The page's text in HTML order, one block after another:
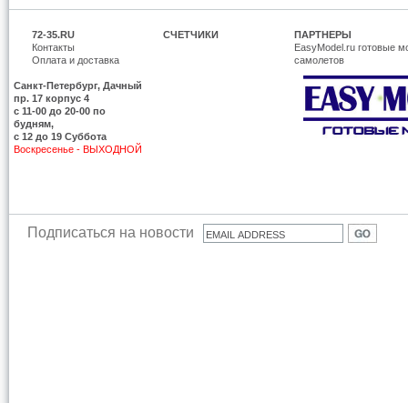
72-35.RU
Контакты
Оплата и доставка
Санкт-Петербург, Дачный
пр. 17 корпус 4
c 11-00 до 20-00 по
будням,
с 12 до 19 Суббота
Воскресенье - ВЫХОДНОЙ
СЧЕТЧИКИ
ПАРТНЕРЫ
EasyModel.ru готовые
самолетов
Подписаться на новости